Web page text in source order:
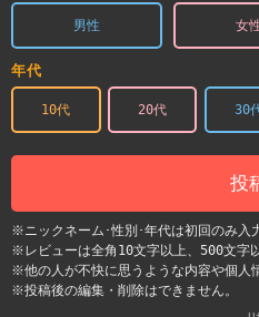
男性 女
年代
10代 20代 30
投
※ニックネーム･性別･年代は初回のみ入
※レビューは全角10文字以上、500文字
※他の人が不快に思うような内容や個人
※投稿後の編集・削除はできません。